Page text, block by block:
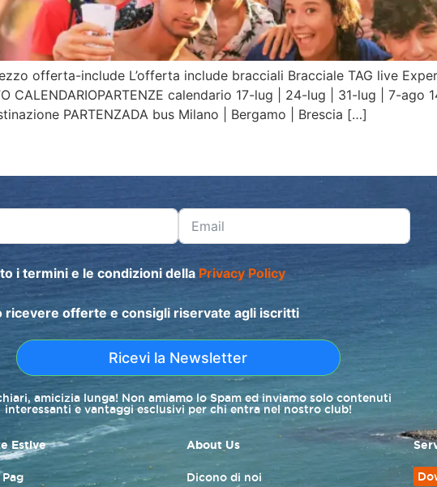
offerta-include L’offerta include bracciali Bracciale TAG live
CALENDARIOPARTENZE calendario 17-lug | 24-lug | 31-lug | 7-ago
PARTENZADA bus Milano | Bergamo | Brescia […]
i termini e le condizioni della Privacy Policy
ricevere offerte e consigli riservate agli iscritti
Ricevi la Newsletter
amicizia lunga! Non amiamo lo Spam ed inviamo solo contenuti
interessanti e vantaggi esclusivi per chi entra nel nostro club!
Estive About Us
Dicono di noi